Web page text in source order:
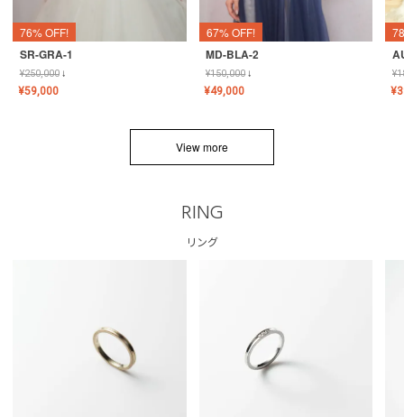
76% OFF!
SR-GRA-1
¥250,000↓
¥59,000
67% OFF!
MD-BLA-2
¥150,000↓
¥49,000
¥
¥
View more
RING
リング